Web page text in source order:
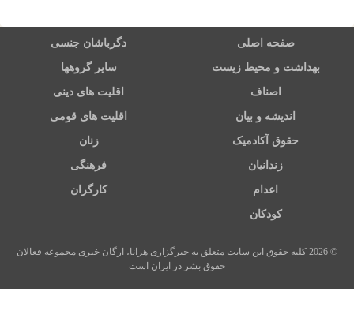
صفحه اصلی دگرباشان جنسی
بهداشت و محیط زیست سایر گروهها
اصناف اقلیت های دینی
اندیشه و بیان اقلیت های قومی
حقوق آکادمیک زنان
زندانیان فرهنگی
اعدام کارگران
کودکان
© 2026 کلیه حقوق این سایت متعلق به خبرگزاری هرانا، ارگان خبری مجموعه فعالان
حقوق بشر در ایران است